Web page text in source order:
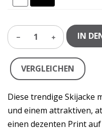
1 IN
VERGLEICHEN
Diese trendige Skijacke
und einem attraktiven,
einen dezenten Print